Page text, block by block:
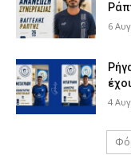
6
4